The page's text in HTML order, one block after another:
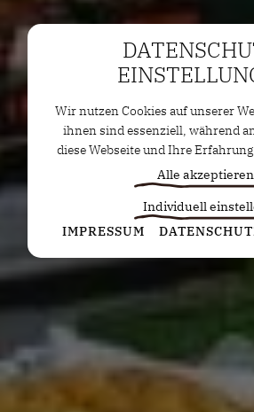
Wir nutzen Cookies auf unserer
ihnen sind essenziell, während
diese Webseite und Ihre
Alle akzeptieren
Individuell
Statistiken
Diese Cookies erfassen anonyme
Informationen helfen uns zu
unsere Website noch weiter
Google Analytics
Marketing
Marketing Cookies werden von
IMPRESSUM